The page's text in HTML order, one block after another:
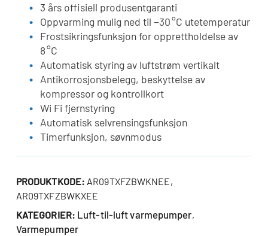
3 års offisiell produsentgaranti
Oppvarming mulig ned til −30 °C utetemperatur
Frostsikringsfunksjon for opprettholdelse av
8 °C
Automatisk styring av luftstrøm vertikalt
Antikorrosjonsbelegg, beskyttelse av
kompressor og kontrollkort
Wi Fi fjernstyring
Automatisk selvrensingsfunksjon
Timerfunksjon, søvnmodus
PRODUKTKODE: AR09TXFZBWKNEE,
AR09TXFZBWKXEE
KATEGORIER: Luft-til-luft varmepumper,
Varmepumper